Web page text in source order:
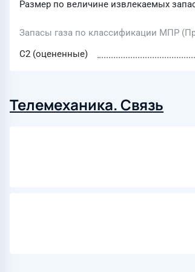
Размер по величине извлекаемых
Запасы газа по классификации МПР
С2 (оцененные)
Телемеханика. Связь